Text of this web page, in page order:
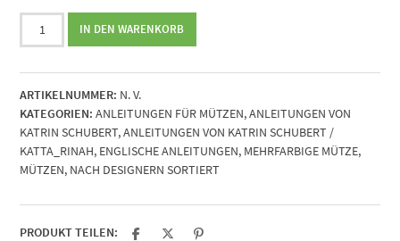
Strickanleitung
Liebelle
Katrin
Schubert
Menge
IN DEN WARENKORB
ARTIKELNUMMER: N. V.
KATEGORIEN: ANLEITUNGEN FÜR MÜTZEN,ANLEITUNGEN VON
KATRIN SCHUBERT,ANLEITUNGEN VON KATRIN SCHUBERT /
KATTA_RINAH, ENGLISCHE ANLEITUNGEN, MEHRFARBIGE MÜTZE,
MÜTZEN, NACH DESIGNERN SORTIERT
PRODUKT TEILEN: